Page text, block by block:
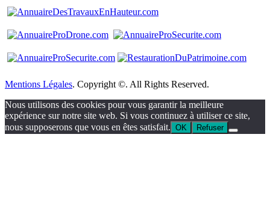
Mentions Légales. Copyright ©. All Rights Reserved.
Nous utilisons des cookies pour vous garantir la meilleure
expérience sur notre site web. Si vous continuez à utiliser ce site,
nous supposerons que vous en êtes satisfait. OK Refuser